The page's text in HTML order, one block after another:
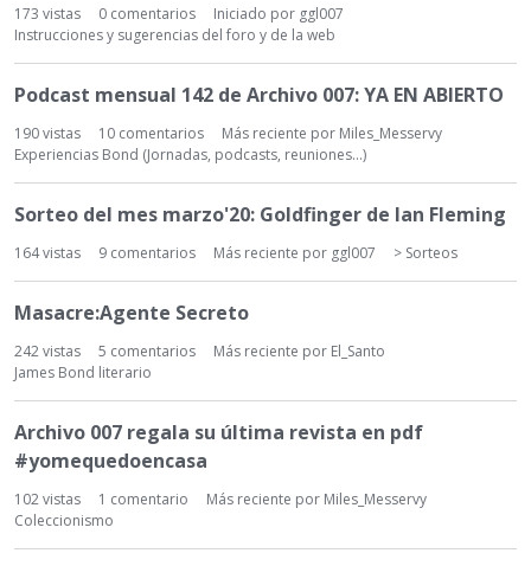
173 vistas 0 comentarios Iniciado por ggl007
Instrucciones y sugerencias del foro y de la web
Podcast mensual 142 de Archivo 007: YA EN ABIERTO
190vistas 10 comentarios Más reciente por Miles_Messervy
Experiencias Bond (Jornadas, podcasts, reuniones...)
Sorteo del mes marzo'20: Goldfinger de Ian Fleming
164vistas 9 comentarios Más reciente por ggl007 > Sorteos
Masacre:Agente Secreto
242vistas 5 comentarios Más reciente por El_Santo
James Bond literario
Archivo 007 regala su última revista en pdf
#yomequedoencasa
102vistas 1 comentario Más reciente por Miles_Messervy
Coleccionismo